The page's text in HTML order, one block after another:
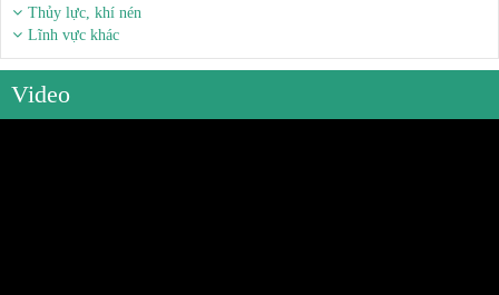
Thủy lực, khí nén
Lĩnh vực khác
Video